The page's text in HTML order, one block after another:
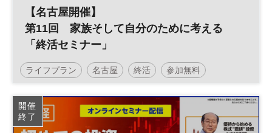
【名古屋開催】
第11回 家族そして自分のために考える
「終活セミナー」
ライフプラン 名古屋 終活 参加無料
開催
終了